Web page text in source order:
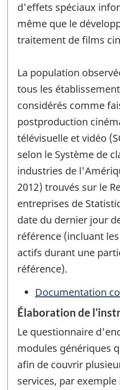
d'effets spéciaux
même que le
traitement de films
La population
tous les
considérés comme
postproduction
télévisuelle et vidéo
selon le Système de
industries de
2012) trouvés sur le
entreprises de
date du dernier jour
référence (incluant
actifs durant une
référence).
Documentation
Élaboration de
Le questionnaire
modules génériques
afin de couvrir
services, par